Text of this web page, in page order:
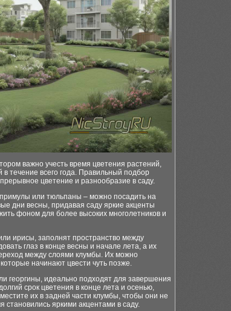
важно учесть время цветения растений,
течение всего года. Правильный подбор
цветение и разнообразие в саду.
или тюльпаны – можно посадить на
дни весны, придавая саду яркие акценты
фоном для более высоких многолетников и
ирисы, заполнят пространство между
глаз в конце весны и начале лета, а их
между слоями клумбы. Их можно
начинают цвести чуть позже.
георгины, идеально подходят для завершения
срок цветения в конце лета и осенью,
их в задней части клумбы, чтобы они не
становились яркими акцентами в саду.